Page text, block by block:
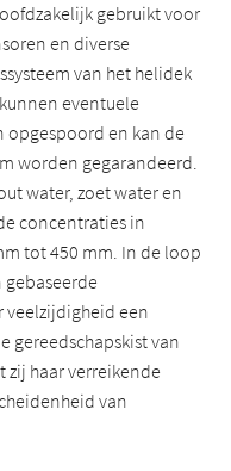
gebruikt voor
en diverse
van het helidek
eventuele
opgespoord en kan de
worden gegarandeerd.
water, zoet water en
concentraties in
tot 450 mm. In de loop
een
gereedschapskist van
zij haar verreikende
van